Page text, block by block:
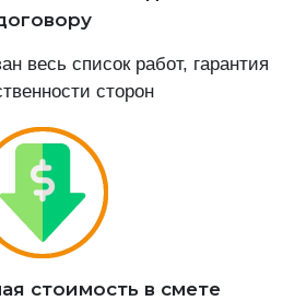
весь список работ, гарантия
сторон
стоимость в смете